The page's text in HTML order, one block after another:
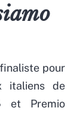
pour
italiens de
et Premio